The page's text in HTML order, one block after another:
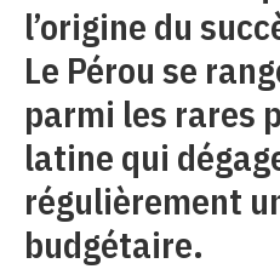
l’origine du
Le Pérou se
parmi les rares
latine qui
régulièrement
budgétaire.